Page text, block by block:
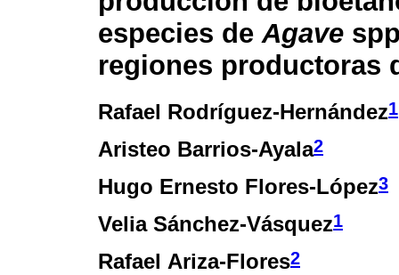
especies deAgave
regiones productoras
Rafael Rodríguez-Hernández1
Aristeo Barrios-Ayala2
Hugo Ernesto Flores-López3
Velia Sánchez-Vásquez1
Rafael Ariza-Flores2